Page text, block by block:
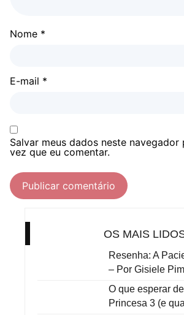
Nome *
E-mail *
Salvar meus dados neste navegador
vez que eu comentar.
OS MAIS
Resenha: A
– Por Gisiele
O que esperar
Princesa 3 (e